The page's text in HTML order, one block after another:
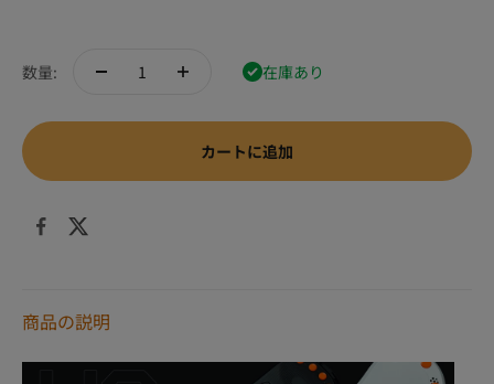
数量: 在庫あり
カートに追加
商品の説明